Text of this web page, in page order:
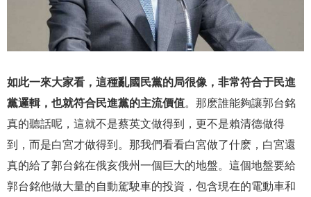
如此一來大家看，這種亂國民黨的局很像，非常符合于民進
黨邏輯，也就符合民進黨的主流價值。那麽誰能夠讓郭台銘
真的聽話呢，這就不是蔡英文做得到，更不是賴清德做得
到，而是白宮才做得到。那我們看看白宮做了什麽，白宮還
真的給了郭台銘在俄亥俄州一個巨大的地盤。這個地盤要給
郭台銘他做大量的自動駕駛車的投資，包含現在的電動車和